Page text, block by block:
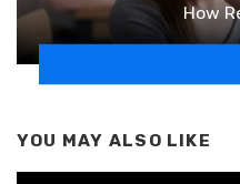
How
YOU MAY ALSO LIKE